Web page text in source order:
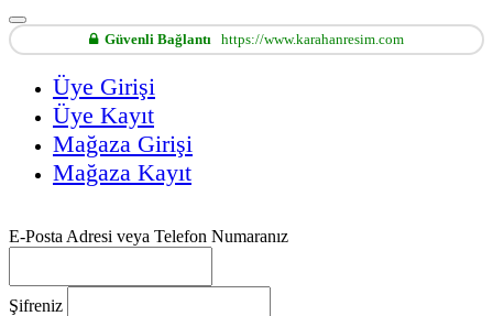
Güvenli Bağlantı https://www.karahanresim.com
Üye Girişi
Üye Kayıt
Mağaza Girişi
Mağaza Kayıt
E-Posta Adresi veya Telefon Numaranız
Şifreniz